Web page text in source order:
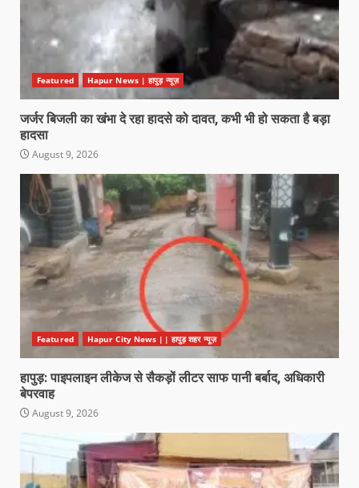
Featured Hapur News | हापुड़ न्यूज़
जर्जर बिजली का खंभा दे रहा हादसे को दावत, कभी भी हो सकता है बड़ा
हादसा
August 9, 2026
Featured Hapur City News || हापुड़ शहर न्यूज़
हापुड़: पाइपलाइन लीकेज से सैकड़ों लीटर साफ पानी बर्बाद, अधिकारी
बेपरवाह
August 9, 2026